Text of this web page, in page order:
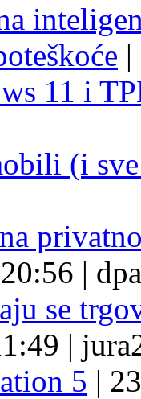
|
11 i
(i
20:56 |
se
|
5 |